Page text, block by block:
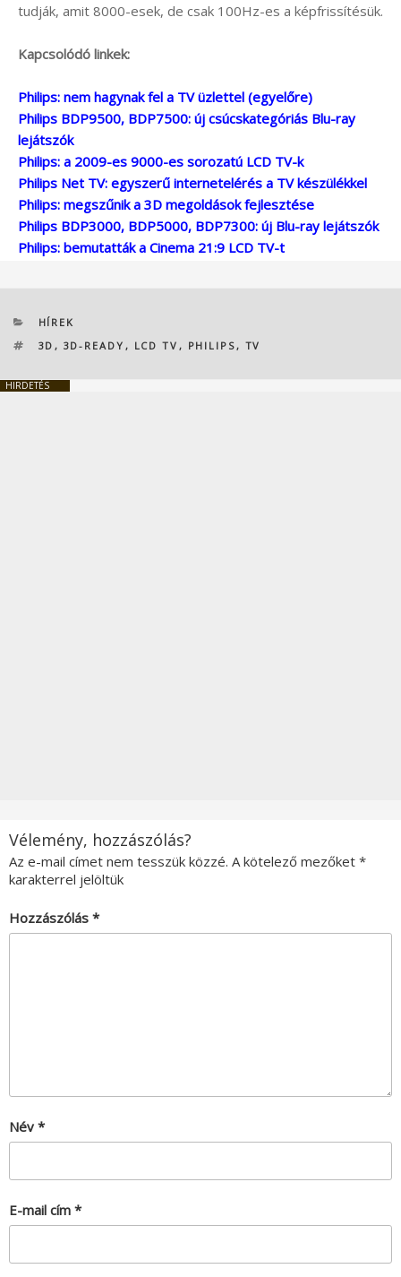
tudják, amit 8000-esek, de csak 100Hz-es a képfrissítésük.
Kapcsolódó linkek:
Philips: nem hagynak fel a TV üzlettel (egyelőre)
Philips BDP9500, BDP7500: új csúcskategóriás Blu-ray
lejátszók
Philips: a 2009-es 9000-es sorozatú LCD TV-k
Philips Net TV: egyszerű internetelérés a TV készülékkel
Philips: megszűnik a 3D megoldások fejlesztése
Philips BDP3000, BDP5000, BDP7300: új Blu-ray lejátszók
Philips: bemutatták a Cinema 21:9 LCD TV-t
KATEGÓRIÁK
HÍREK
CÍMKÉK
3D , 3D-READY , LCD TV , PHILIPS , TV
HIRDETÉS
Vélemény, hozzászólás?
Az e-mail címet nem tesszük közzé. A kötelező mezőket *
karakterrel jelöltük
Hozzászólás *
Név *
E-mail cím *